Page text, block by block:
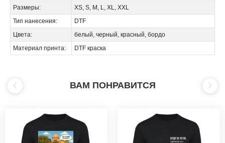
Размеры:
XS, S, M, L, XL, XXL
Тип нанесения:
DTF
Цвета:
белый, черный, красный, бордо
Материал принта:
DTF краска
ВАМ ПОНРАВИТСЯ